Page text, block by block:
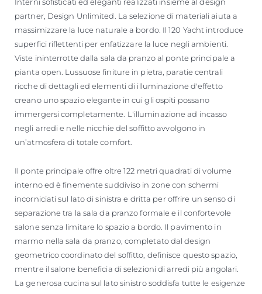
Interni sofisticati ed eleganti realizzati insieme al design
partner, Design Unlimited. La selezione di materiali aiuta a
massimizzare la luce naturale a bordo. Il 120 Yacht introduce
superfici riflettenti per enfatizzare la luce negli ambienti.
Viste ininterrotte dalla sala da pranzo al ponte principale a
pianta open. Lussuose finiture in pietra, paratie centrali
ricche di dettagli ed elementi di illuminazione d'effetto
creano uno spazio elegante in cui gli ospiti possano
immergersi completamente. L'illuminazione ad incasso
negli arredi e nelle nicchie del soffitto avvolgono in
un’atmosfera di totale comfort.
Il ponte principale offre oltre 122 metri quadrati di volume
interno ed è finemente suddiviso in zone con schermi
incorniciati sul lato di sinistra e dritta per offrire un senso di
separazione tra la sala da pranzo formale e il confortevole
salone senza limitare lo spazio a bordo. Il pavimento in
marmo nella sala da pranzo, completato dal design
geometrico coordinato del soffitto, definisce questo spazio,
mentre il salone beneficia di selezioni di arredi più angolari.
La generosa cucina sul lato sinistro soddisfa tutte le esigenze